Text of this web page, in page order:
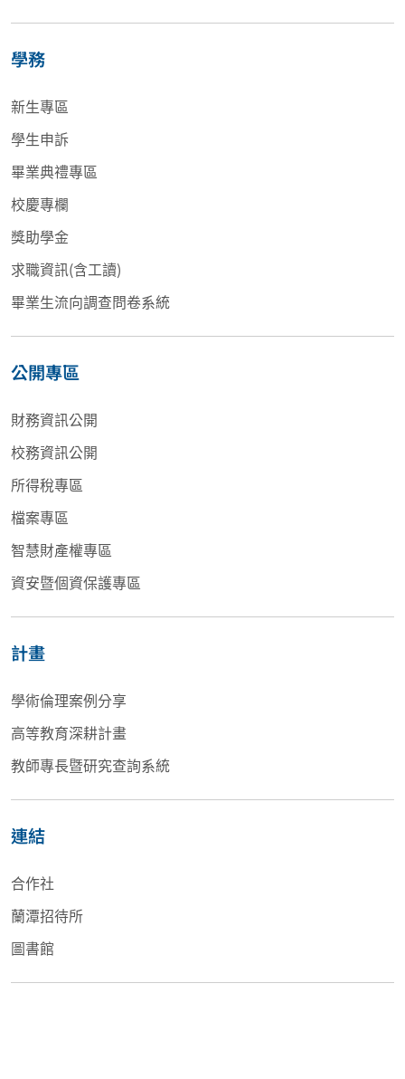
學務
新生專區
學生申訴
畢業典禮專區
校慶專欄
獎助學金
求職資訊(含工讀)
畢業生流向調查問卷系統
公開專區
財務資訊公開
校務資訊公開
所得稅專區
檔案專區
智慧財產權專區
資安暨個資保護專區
計畫
學術倫理案例分享
高等教育深耕計畫
教師專長暨研究查詢系統
連結
合作社
蘭潭招待所
圖書館